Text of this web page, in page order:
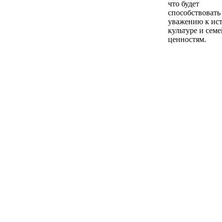
что будет
способствовать
уважению к
культуре и
ценностям.